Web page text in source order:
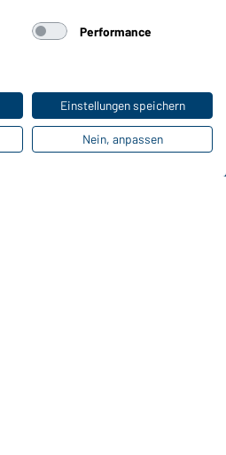
Weitere
Performance
Einstellungen speichern
Nein, anpassen